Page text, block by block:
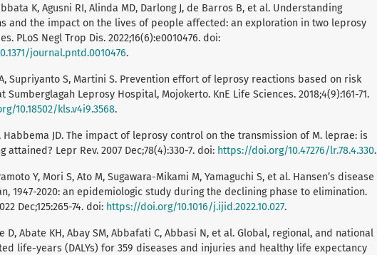
K, Agusni RI, Alinda MD, Darlong J, de Barros B, et al. Understanding
and the impact on the lives of people affected: an exploration in two leprosy
PLoS Negl Trop Dis. 2022;16(6):e0010476. doi:
journal.pntd.0010476.
Supriyanto S, Martini S. Prevention effort of leprosy reactions based on risk
Leprosy Hospital, Mojokerto. KnE Life Sciences. 2018;4(9):161-71.
10.18502/kls.v4i9.3568.
Habbema JD. The impact of leprosy control on the transmission of M. leprae: is
Lepr Rev. 2007 Dec;78(4):330-7. doi: https://doi.org/10.47276/lr.78.4.330.
Y, Mori S, Ato M, Sugawara-Mikami M, Yamaguchi S, et al. Hansen’s disease
1947-2020: an epidemiologic study during the declining phase to elimination.
Dec;125:265-74. doi: https://doi.org/10.1016/j.ijid.2022.10.027.
D, Abate KH, Abay SM, Abbafati C, Abbasi N, et al. Global, regional, and national
life-years (DALYs) for 359 diseases and injuries and healthy life expectancy